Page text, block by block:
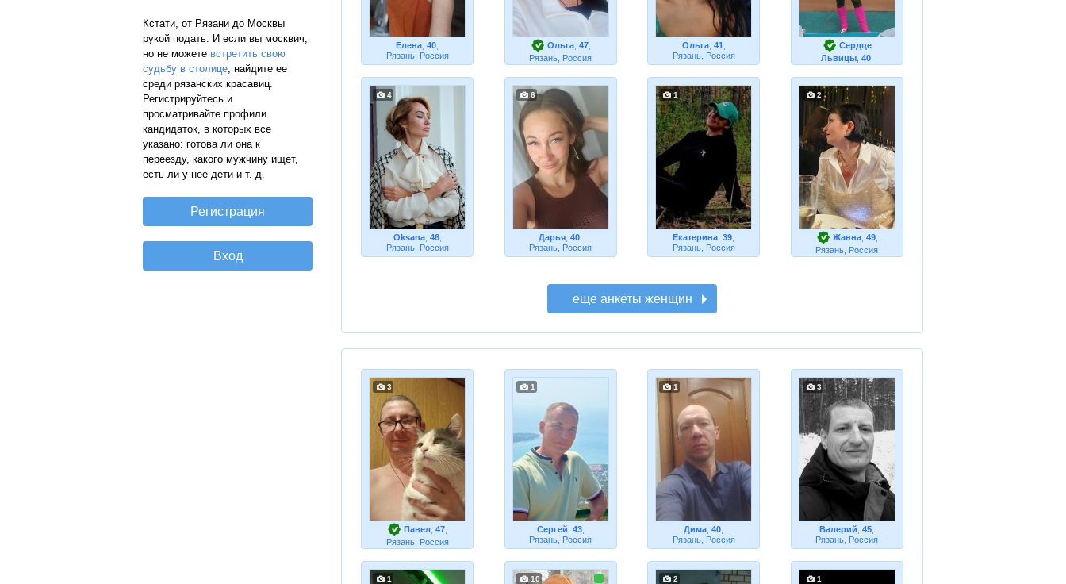
Кстати, от Рязани до Москвы
рукой подать. И если вы москвич,
но не можете встретить свою
судьбу в столице, найдите ее
среди рязанских красавиц.
Регистрируйтесь и
просматривайте профили
кандидаток, в которых все
указано: готова ли она к
переезду, какого мужчину ищет,
есть ли у нее дети и т. д.
Елена ,40
Рязань, Россия
Ольга, 47,
Рязань, Россия
Ольга, 41
Рязань, Россия
Сердце
Львицы, 40,
Рязань, Россия
4
Oksana, 46,
Рязань, Россия
6
Дарья ,40
Рязань, Россия
1
Екатерина ,39
Рязань, Россия
2
Жанна, 49,
Рязань, Россия
3
Павел ,47
Рязань, Россия
1
Сергей 43,
Рязань, Россия
1
Дима ,40
Рязань, Россия
3
Валерий ,45
Рязань, Россия
1 10 2 1